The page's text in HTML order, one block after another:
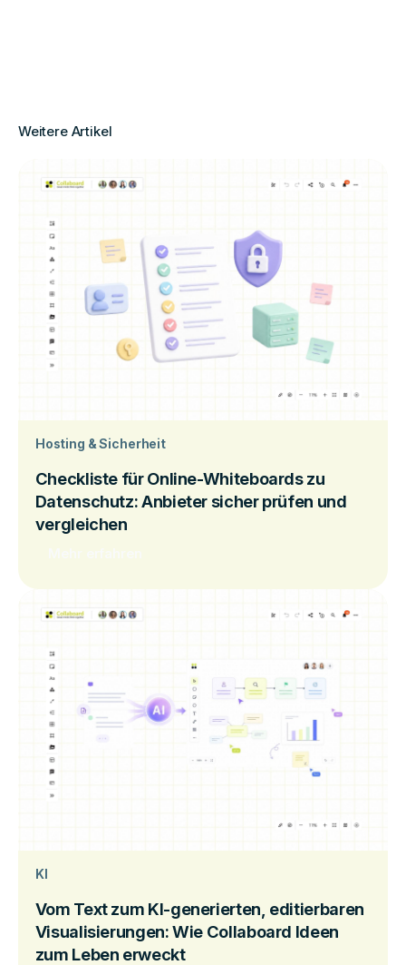
Weitere Artikel
Hosting & Sicherheit
Checkliste für Online-Whiteboards zu
Datenschutz: Anbieter sicher prüfen und
vergleichen
KI
Vom Text zum KI-generierten, editierbaren
Visualisierungen: Wie Collaboard Ideen
zum Leben erweckt